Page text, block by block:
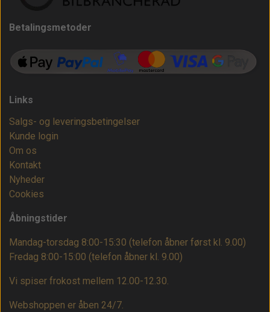
Betalingsmetoder
Links
Salgs- og leveringsbetingelser
Kunde login
Om os
Kontakt
Nyheder
Cookies
Åbningstider
Mandag-torsdag 8:00-15:30 (telefon åbner først kl. 9.00)
Fredag 8:00-15:00 (telefon åbner kl. 9.00)
Vi spiser frokost mellem 12.00-12.30.
Webshoppen er åben 24/7.